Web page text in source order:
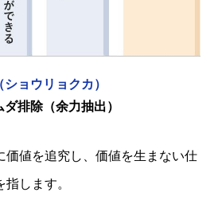
ョウリョクカ）
排除（余力抽出）
価値を追究し、価値を生まない仕
します。